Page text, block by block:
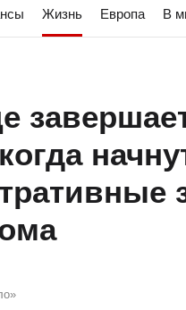
Жизнь Европа В